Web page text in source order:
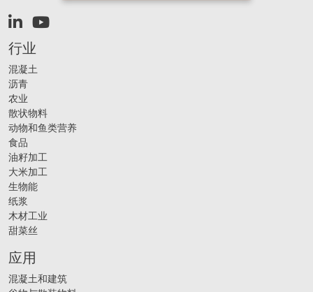
行业
混凝土
沥青
农业
散状物料
动物和鱼类营养
食品
油籽加工
大米加工
生物能
纸浆
木材工业
甜菜丝
应用
混凝土和建筑